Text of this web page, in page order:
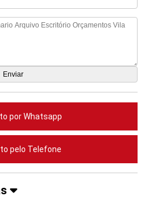
por Whatsapp
pelo Telefone